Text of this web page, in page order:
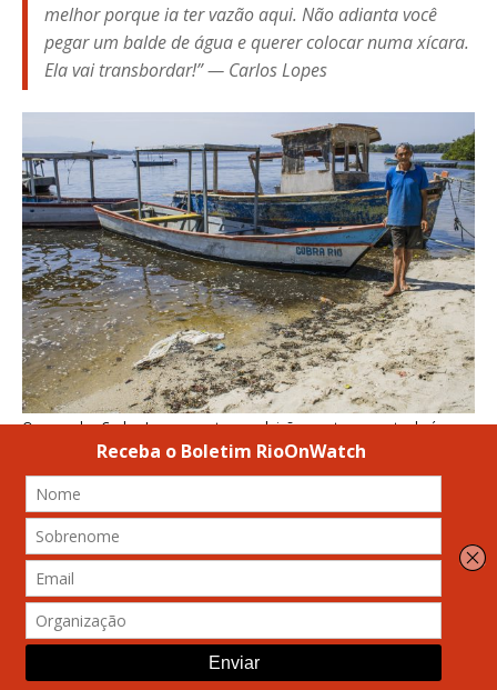
melhor porque ia ter vazão aqui. Não adianta você
pegar um balde de água e querer colocar numa xícara.
Ela vai transbordar!” — Carlos Lopes
O pescador Carlos Lopes mostra a poluição que toma conta da água
na Praia do Coqueirinho. Foto: Amanda Baroni
Seja por falhas, por descontinuação de obras e
projetos ou por negligências contra populações
faveladas, alvos históricos do
todas essas intervenções modificaram profundamente
a natureza mareense, bem como a relação entre os
moradores, o ecossistema natural de seu território e
as condições de vida local.